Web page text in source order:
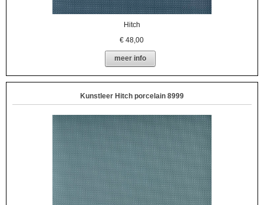
Hitch
€48,00
meer info
Kunstleer Hitch porcelain 8999